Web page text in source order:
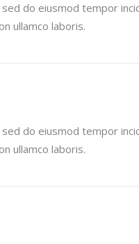
do eiusmod tempor
ullamco laboris.
do eiusmod tempor
ullamco laboris.